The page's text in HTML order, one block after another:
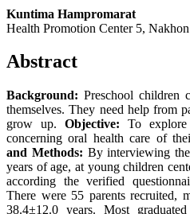
Kuntima Hampromarat
Health Promotion Center 5,
Abstract
Background: Preschool children
themselves. They need help from
grow up. Objective: To
concerning oral health care of
and Methods: By interviewing
years of age, at young children
according the verified
There were 55 parents recruited,
38.4±12.0 years. Most